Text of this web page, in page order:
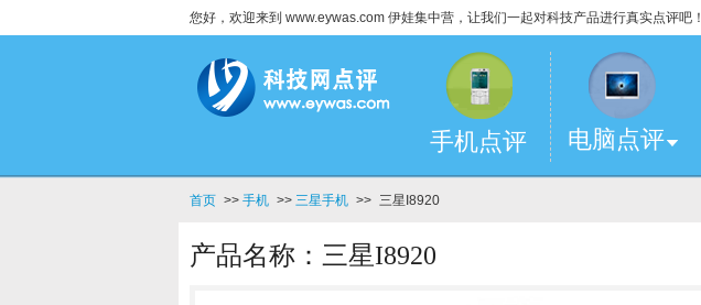
您好，欢迎来到 www.eywas.com 伊娃集中营，让我们一起对科技产品进行真实点评吧！
手机点评 电脑点评
首页 >> 手机 >> 三星手机 >> 三星I8920
产品名称：三星I8920